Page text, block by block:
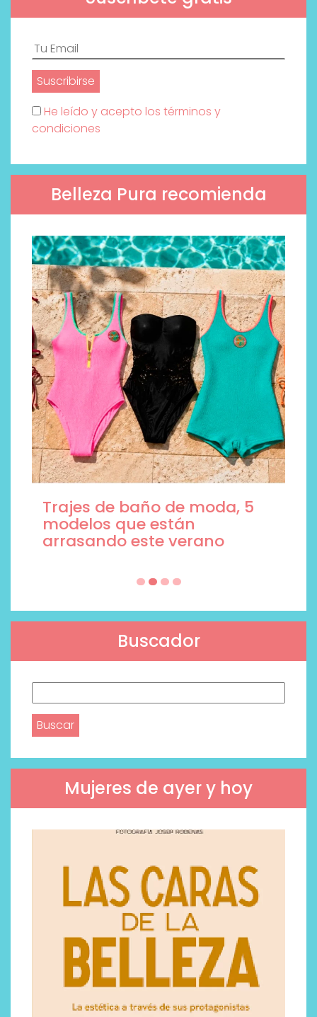
He leído y acepto los términos y
condiciones
Belleza Pura recomienda
Trajes de baño de moda, 5
modelos que están
arrasando este verano
Buscador
Mujeres de ayer y hoy